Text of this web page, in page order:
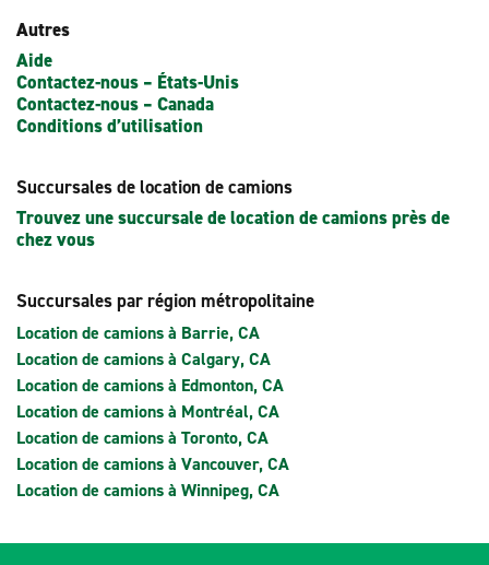
Autres
Aide
Contactez-nous – États-Unis
Contactez-nous – Canada
Conditions d’utilisation
Succursales de location de camions
Trouvez une succursale de location de camions près de
chez vous
Succursales par région métropolitaine
Location de camions à Barrie, CA
Location de camions à Calgary, CA
Location de camions à Edmonton, CA
Location de camions à Montréal, CA
Location de camions à Toronto, CA
Location de camions à Vancouver, CA
Location de camions à Winnipeg, CA